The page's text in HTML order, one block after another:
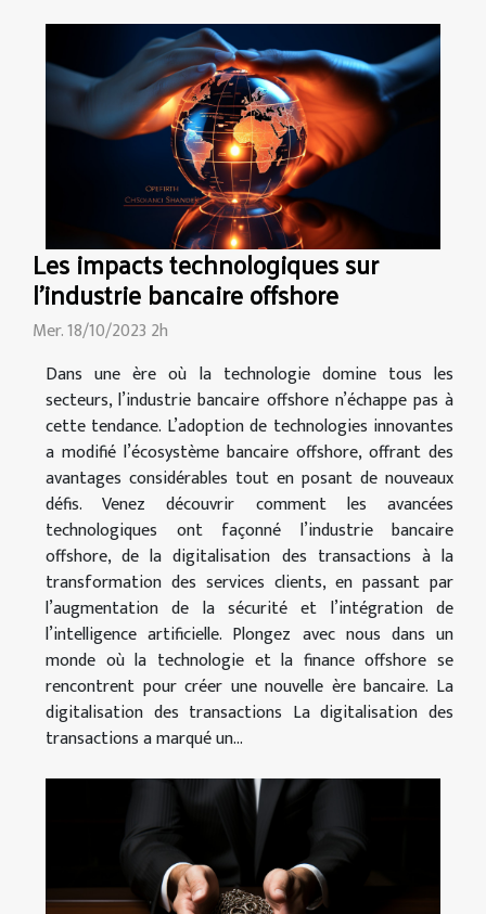
Les impacts technologiques sur
l'industrie bancaire offshore
Mer. 18/10/2023 2h
Dans une ère où la technologie domine tous les
secteurs, l’industrie bancaire offshore n’échappe pas à
cette tendance. L’adoption de technologies innovantes
a modifié l’écosystème bancaire offshore, offrant des
avantages considérables tout en posant de nouveaux
défis. Venez découvrir comment les avancées
technologiques ont façonné l’industrie bancaire
offshore, de la digitalisation des transactions à la
transformation des services clients, en passant par
l’augmentation de la sécurité et l’intégration de
l’intelligence artificielle. Plongez avec nous dans un
monde où la technologie et la finance offshore se
rencontrent pour créer une nouvelle ère bancaire. La
digitalisation des transactions La digitalisation des
transactions a marqué un...